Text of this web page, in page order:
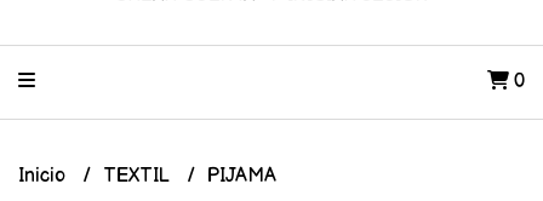
0
Inicio TEXTIL PIJAMA